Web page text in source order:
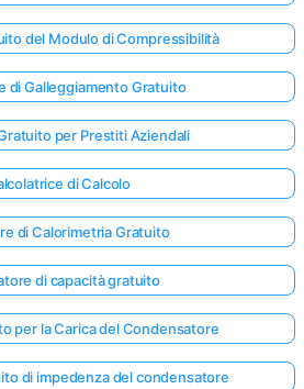
del Modulo di Compressibilità
di Galleggiamento Gratuito
per Prestiti Aziendali
di Calcolo
di Calorimetria Gratuito
di capacità gratuito
per la Carica del Condensatore
di impedenza del condensatore